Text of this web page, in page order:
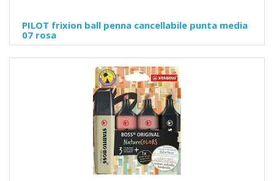
PILOT frixion ball penna cancellabile punta media
07 rosa